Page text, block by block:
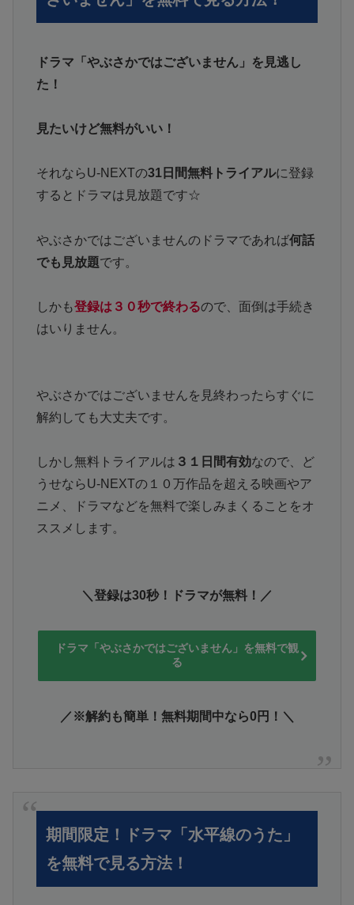
ドラマ「やぶさかではございません」を見逃し
た！
見たいけど無料がいい！
それならU-NEXTの31日間無料トライアルに登録
するとドラマは見放題です☆
やぶさかではございませんのドラマであれば何話
でも見放題です。
しかも登録は３０秒で終わるので、面倒は手続き
はいりません。
やぶさかではございませんを見終わったらすぐに
解約しても大丈夫です。
しかし無料トライアルは ３１日間有効なので、ど
うせならU-NEXTの１０万作品を超える映画やア
ニメ、ドラマなどを無料で楽しみまくることをオ
ススメします。
＼登録は30秒！ドラマが無料！／
ドラマ「やぶさかではございません」を無料で観
る
／※解約も簡単！無料期間中なら0円！＼
期間限定！ドラマ「水平線のうた」
を無料で見る方法！